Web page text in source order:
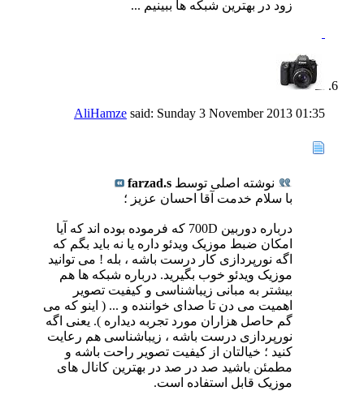
زود در بهترین شبکه ها ببینیم ...
AliHamze said: Sunday 3 November 2013 01:35
نوشته اصلی توسط farzad.s
با سلام خدمت آقا احسان عزیز ؛
درباره دوربین 700D که فرموده بوده اند که آیا
امکان ضبط موزیک ویدئو داره یا نه باید بگم که
اگه نورپردازی کار درست باشه ، بله ! می توانید
موزیک ویدئو خوب بگیرید. درباره شبکه ها هم
بیشتر به مبانی زیباشناسی و کیفیت تصویر
اهمیت می دن تا صدای خواننده و ... ( اینو که می
گم حاصل هزاران مورد تجربه دیداره ). یعنی اگه
نورپردازی درست باشه ، زیباشناسی هم رعایت
کنید ؛ خیالتان از کیفیت تصویر راحت باشه و
مطمئن باشید صد در صد در بهترین کانال های
موزیک قابل استفاده است.